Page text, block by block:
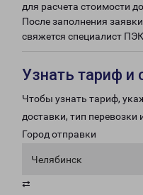
для расчета стоимости
После заполнения
свяжется специалист ПЭК.
Узнать тариф и
Чтобы узнать тариф,
доставки, тип перевозки
Город отправки
Челябинск
⇄